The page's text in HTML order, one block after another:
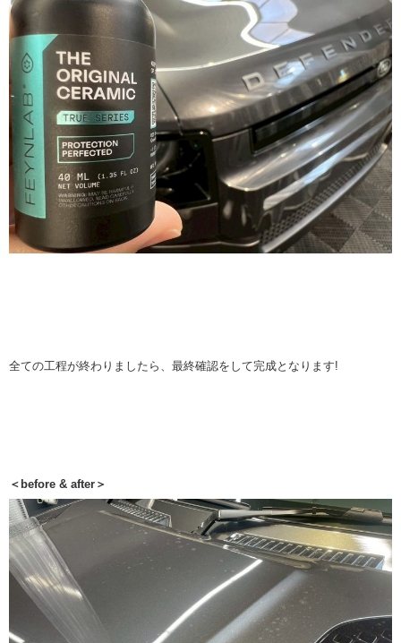
全ての工程が終わりましたら、最終確認をして完成となります!
＜before & after＞